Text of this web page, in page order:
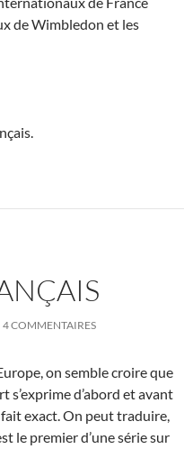
de Wimbledon et les
4 COMMENTAIRES
on semble croire que
d’abord et avant
fait exact. On peut traduire,
le premier d’une série sur